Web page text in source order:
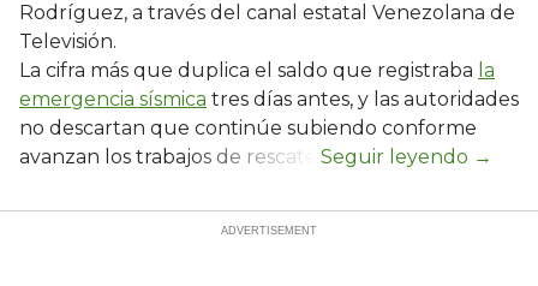
Rodríguez, a través del canal estatal Venezolana de
Televisión.
La cifra más que duplica el saldo que registraba la
emergencia sísmica tres días antes, y las autoridades
no descartan que continúe subiendo conforme
avanzan los trabajos de rescate.